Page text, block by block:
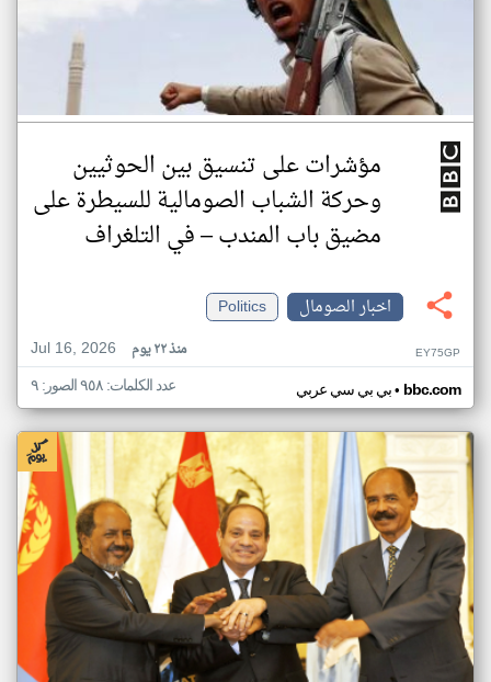
مؤشرات على تنسيق بين الحوثيين
وحركة الشباب الصومالية للسيطرة على
مضيق باب المندب – في التلغراف
اخبار الصومال
Politics
Jul 16, 2026
منذ ٢٢ يوم EY75GP
بي بي سي عربي• bbc.com عدد الكلمات: ٩٥٨ الصور: ٩